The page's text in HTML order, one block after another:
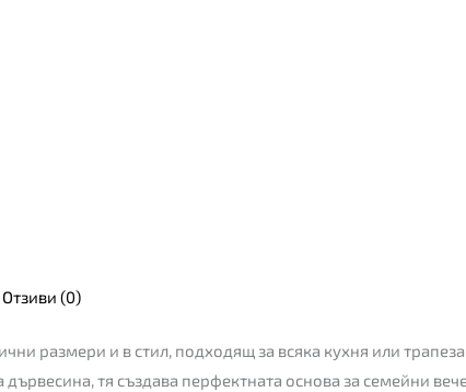
Отзиви (0)
размери и в стил, подходящ за всяка кухня или
тя създава перфектната основа за семейни